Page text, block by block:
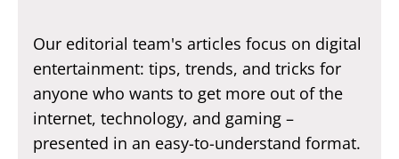
Our editorial team's articles focus on digital
entertainment: tips, trends, and tricks for
anyone who wants to get more out of the
internet, technology, and gaming –
presented in an easy-to-understand format.